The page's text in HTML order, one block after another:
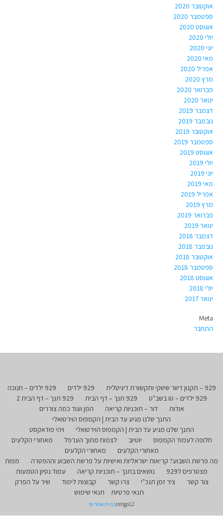
אוקטובר 2020
ספטמבר 2020
אוגוסט 2020
יולי 2020
יוני 2020
מאי 2020
אפריל 2020
מרץ 2020
פברואר 2020
ינואר 2020
דצמבר 2019
נובמבר 2019
אוקטובר 2019
ספטמבר 2019
אוגוסט 2019
יולי 2019
יוני 2019
מאי 2019
אפריל 2019
מרץ 2019
פברואר 2019
ינואר 2019
דצמבר 2018
נובמבר 2018
אוקטובר 2018
ספטמבר 2018
אוגוסט 2018
יולי 2018
ינואר 2017
Meta
התחבר
929 – תקנון דיוור שיווקי ותקשורת דיגיטלית 929 ילדים
929 ילדים – חנוכה
929 ילדים – טו בשב"ט
929 תנך – דף הבית
929 תנך – דף הבית 2
אודות
דור – תוכניות קריאה
המן ועוד כמה צוררים
התנך שלנו מגיע עד הבית | הקמפוס הוירטואלי
התנך שלנו מגיע עד הבית | הקמפוס הוירטואלי
ויהי פודאקסט
חלופה לעמוד הקמפוס
יוטיוב לצמוח מתוך הערפל
מאחורי הקלעים
מאחורי הקלעים
מאחורי הקלעים
מה פרשת השבוע? קריאות ישראליות ואישיות על פרשת השבוע וההפטרה
מפות
מצטרפים ל929
נושאים בתנך – תוכניות קריאה
עמוד נסיון הטמעות
צור קשר
ציר זמן תנכ"י צרו קשר קבוצות לימוד
שיר על הפרק
תנאי פרטיות
תנאי שימוש
Intigo12בניית אתרים